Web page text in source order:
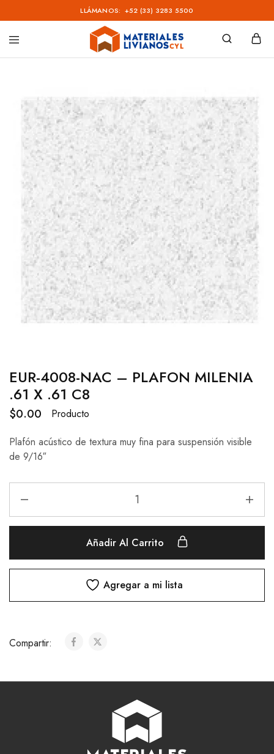
LLÁMANOS: +52 (33) 3283 5500
Materiales
EUR-4008-NAC – PLAFON MILENIA
.61 X .61 C8
$0.00
Producto
Plafón acústico de textura muy fina para suspensión visible
de 9/16″
Añadir Al Carrito
Agregar a mi lista
Compartir: